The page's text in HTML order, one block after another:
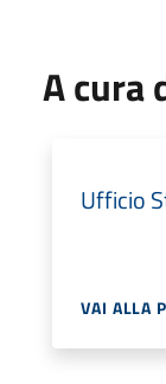
A cura
Ufficio
VAI ALLA